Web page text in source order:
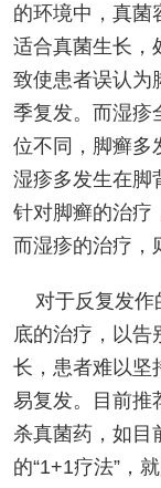
的环境中，真菌
适合真菌生长，
致使患者误认为
季复发。而湿疹
位不同，脚癣多
湿疹多发生在脚
针对脚癣的治疗
而湿疹的治疗，
对于反复发作
底的治疗，以告
长，患者难以坚
易复发。目前推
杀真菌药，如目
的“1+1疗法”，